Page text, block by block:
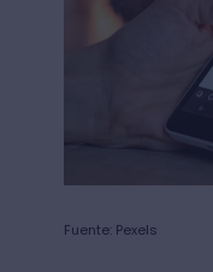
Fuente: Pexels